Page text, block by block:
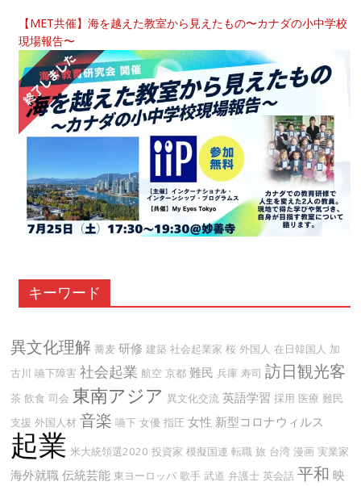
【MET共催】海を越えた教室から見えたもの〜カナダの小中学校
現場報告〜
キーワード
異文化理解 蕎麦 研修 建築 社会起業家 桜 外国人 在日韓国人 加
古川 嚥下障害 社会起業 航空 京都 難民 兵庫 寿司 訪日観光客
茶 飲食 司会 東南アジア 異文化交流 英語学習 採用 医療 難民
支援 外国人材 音楽 嚥下 女優 指圧 女性 新型コロナウィルス
起業 米大統領選2020 投資家 模擬国連 転職 旅 台湾 漫画 実業家
海外就職 伝統芸能 東ヨーロッパ 歌手 武道 弁護士 英会話 平和 映